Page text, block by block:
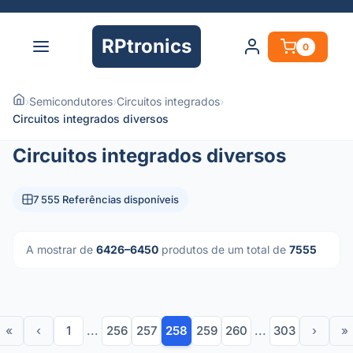
RPtronics 0
›Semicondutores›Circuitos integrados›
Circuitos integrados diversos
Circuitos integrados diversos
7 555 Referências disponíveis
A mostrar de 6426–6450 produtos de um total de 7555
« ‹ 1 ... 256 257 258 259 260 ... 303 › »